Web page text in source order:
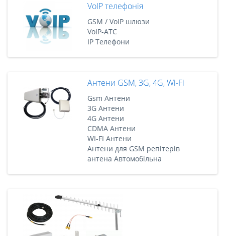
VoIP телефонія
GSM / VoIP шлюзи
VoIP-АТС
IP Телефони
Антени GSM, 3G, 4G, Wi-Fi
Gsm Антени
3G Антени
4G Антени
CDMA Антени
WI-FI Антени
Антени для GSM репітерів
антена Автомобільна